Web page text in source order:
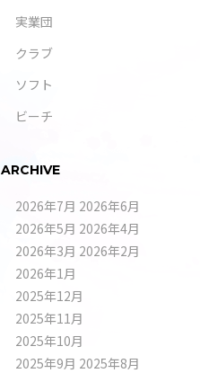
実業団
クラブ
ソフト
ビーチ
ARCHIVE
2026年7月 2026年6月
2026年5月 2026年4月
2026年3月 2026年2月
2026年1月
2025年12月
2025年11月
2025年10月
2025年9月 2025年8月